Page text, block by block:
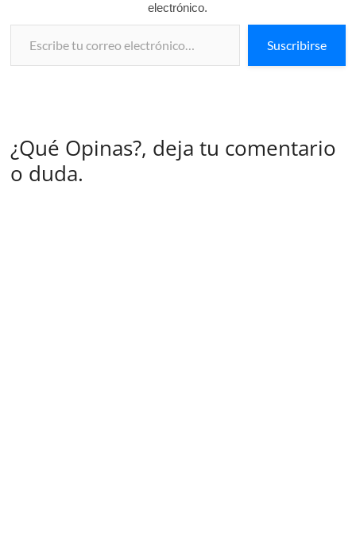
electrónico.
Escribe tu correo electrónico…
Suscribirse
¿Qué Opinas?, deja tu comentario
o duda.